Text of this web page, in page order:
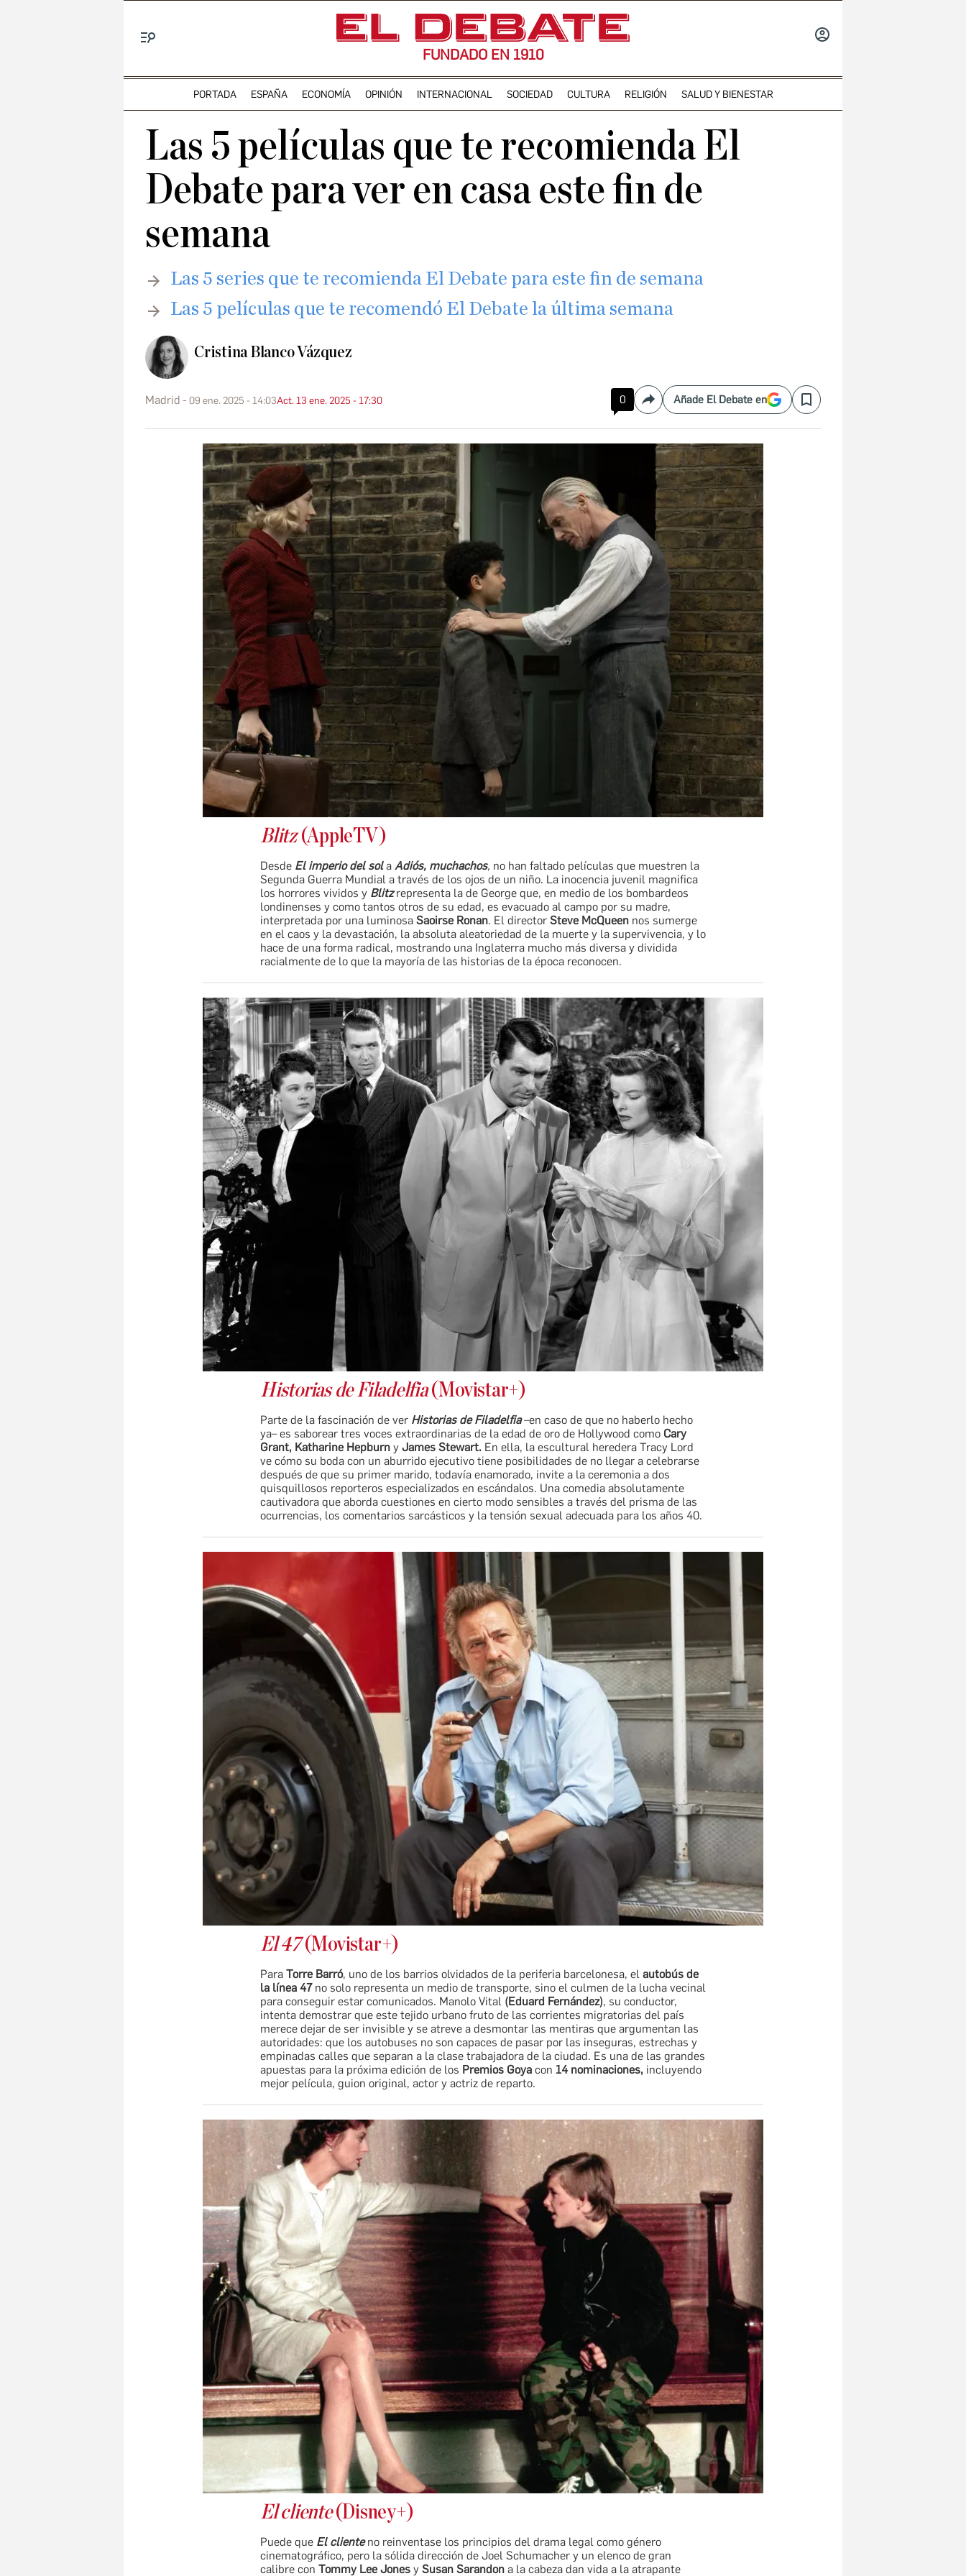
FUNDADO EN 1910
PORTADA ESPAÑA ECONOMÍA OPINIÓN INTERNACIONAL SOCIEDAD CULTURA RELIGIÓN SALUD Y BIENESTAR
Las 5 películas que te recomienda El
Debate para ver en casa este fin de
semana
Las 5 series que te recomienda El Debate para este fin de semana
​Las 5 películas que te recomendó El Debate la última semana
Cristina Blanco Vázquez
Madrid 09 ene. 2025 - 14:03Act. 13 ene. 2025 - 17:30 0 CompartirAñade El Debate en Save
Blitz(AppleTV)
Desde El imperio del sola Adiós, muchachos, no han faltado películas que muestren la
Segunda Guerra Mundial a través de los ojos de un niño. La inocencia juvenil magnifica
los horrores vividos y Blitzrepresenta la de George que, en medio de los bombardeos
londinenses y como tantos otros de su edad, es evacuado al campo por su madre,
interpretada por una luminosa Saoirse Ronan. El director Steve McQueen nos sumerge
en el caos y la devastación, la absoluta aleatoriedad de la muerte y la supervivencia, y lo
hace de una forma radical, mostrando una Inglaterra mucho más diversa y dividida
racialmente de lo que la mayoría de las historias de la época reconocen.
Historias de Filadelfia(Movistar+)
Parte de la fascinación de ver Historias de Filadelfia–en caso de que no haberlo hecho
ya– es saborear tres voces extraordinarias de la edad de oro de Hollywood como Cary
Grant, Katharine Hepburn y James Stewart. En ella, la escultural heredera Tracy Lord
ve cómo su boda con un aburrido ejecutivo tiene posibilidades de no llegar a celebrarse
después de que su primer marido, todavía enamorado, invite a la ceremonia a dos
quisquillosos reporteros especializados en escándalos. Una comedia absolutamente
cautivadora que aborda cuestiones en cierto modo sensibles a través del prisma de las
ocurrencias, los comentarios sarcásticos y la tensión sexual adecuada para los años 40.
El 47(Movistar+)
Para Torre Barró, uno de los barrios olvidados de la periferia barcelonesa, el autobús de
la línea 47 no solo representa un medio de transporte, sino el culmen de la lucha vecinal
para conseguir estar comunicados. Manolo Vital (Eduard Fernández), su conductor,
intenta demostrar que este tejido urbano fruto de las corrientes migratorias del país
merece dejar de ser invisible y se atreve a desmontar las mentiras que argumentan las
autoridades: que los autobuses no son capaces de pasar por las inseguras, estrechas y
empinadas calles que separan a la clase trabajadora de la ciudad. Es una de las grandes
apuestas para la próxima edición de los Premios Goya con 14 nominaciones, incluyendo
mejor película, guion original, actor y actriz de reparto.
El cliente(Disney+)
Puede que El clienteno reinventase los principios del drama legal como género
cinematográfico, pero la sólida dirección de Joel Schumacher y un elenco de gran
calibre con Tommy Lee Jones y Susan Sarandon a la cabeza dan vida a la atrapante